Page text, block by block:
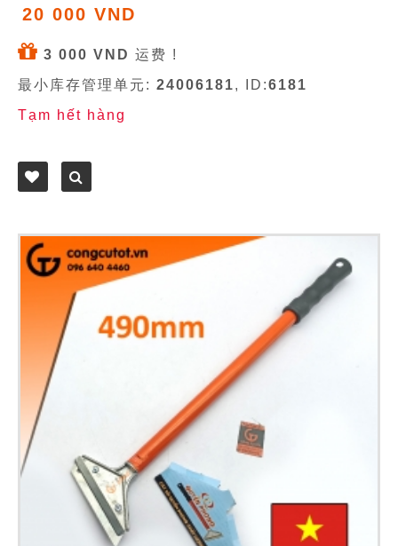
20 000 VND
3 000 VND 运费 !
最小库存管理单元: 24006181, ID:6181
Tạm hết hàng